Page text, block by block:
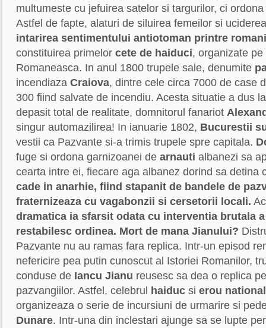
multumeste cu jefuirea satelor si targurilor, ci
Astfel de fapte, alaturi de siluirea femeilor si
intarirea sentimentului antiotoman printre romani
constituirea primelor cete de haiduci, organizate
Romaneasca. In anul 1800 trupele sale, denumite
incendiaza Craiova, dintre cele circa 7000 de case
300 fiind salvate de incendiu. Acesta situatie a dus
depasit total de realitate, domnitorul fanariot
singur automazilirea! In ianuarie 1802, Bucurestii
vestii ca Pazvante si-a trimis trupele spre capitala.
fuge si ordona garnizoanei de arnauti albanezi sa
cearta intre ei, fiecare aga albanez dorind sa detina
cade in anarhie, fiind stapanit de bandele de
fraternizeaza cu vagabonzii si cersetorii locali.
dramatica ia sfarsit odata cu interventia brutala
restabilesc ordinea. Mort de mana Jianului?
Pazvante nu au ramas fara replica. Intr-un episod
nefericire pea putin cunoscut al Istoriei Romanilor,
conduse de Iancu Jianu reusesc sa dea o replica
pazvangiilor. Astfel, celebrul
haiduc si erou national
organizeaza o serie de incursiuni de urmarire si
Dunare. Intr-una din inclestari ajunge sa se lupte